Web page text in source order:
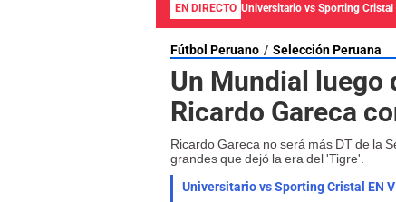
EN DIRECTO Universitario vs Sporting Cristal
Fútbol Peruano Selección Peruana
Un Mundial luego
Ricardo Gareca
Ricardo Gareca no será más DT de la
grandes que dejó la era del 'Tigre'.